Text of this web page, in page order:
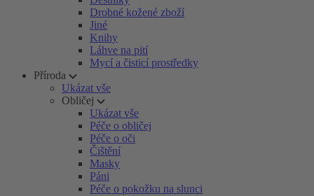
Drobné kožené zboží
Jiné
Knihy
Láhve na pití
Mycí a čisticí prostředky
Příroda
Ukázat vše
Obličej
Ukázat vše
Péče o obličej
Péče o oči
Čištění
Masky
Páni
Péče o pokožku na slunci